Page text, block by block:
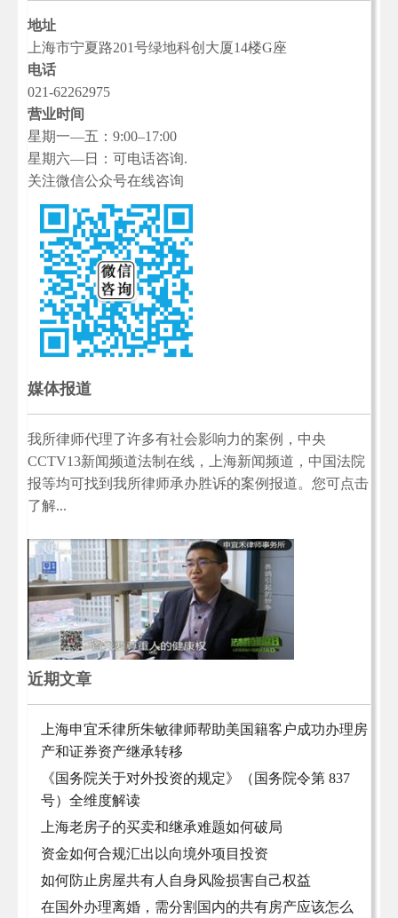
地址
上海市宁夏路201号绿地科创大厦14楼G座
电话
021-62262975
营业时间
星期一—五：9:00–17:00
星期六—日：可电话咨询.
关注微信公众号在线咨询
媒体报道
我所律师代理了许多有社会影响力的案例，中央
CCTV13新闻频道法制在线，上海新闻频道，中国法院
报等均可找到我所律师承办胜诉的案例报道。您可点击
了解...
近期文章
上海申宜禾律所朱敏律师帮助美国籍客户成功办理房
产和证券资产继承转移
《国务院关于对外投资的规定》（国务院令第 837
号）全维度解读
上海老房子的买卖和继承难题如何破局
资金如何合规汇出以向境外项目投资
如何防止房屋共有人自身风险损害自己权益
在国外办理离婚，需分割国内的共有房产应该怎么